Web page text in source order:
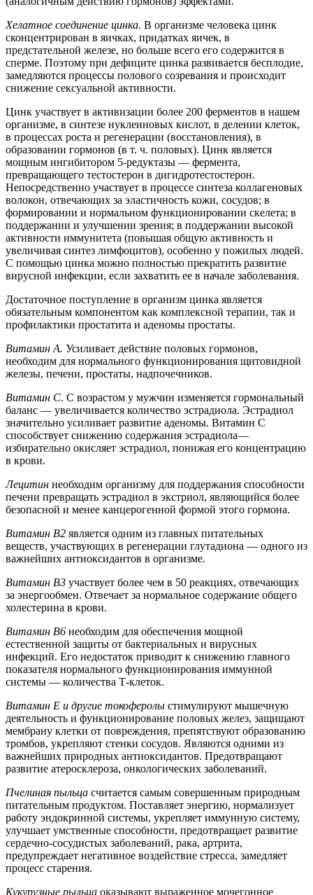
Хелатное соединение цинка. В организме человека цинк
сконцентрирован в яичках, придатках яичек, в
предстательной железе, но больше всего его содержится в
сперме. Поэтому при дефиците цинка развивается бесплодие,
замедляются процессы полового созревания и происходит
снижение сексуальной активности.
Цинк участвует в активизации более 200 ферментов в нашем
организме, в синтезе нуклеиновых кислот, в делении клеток,
в процессах роста и регенерации (восстановления), в
образовании гормонов (в т. ч. половых). Цинк является
мощным ингибитором 5-редуктазы — фермента,
превращающего тестостерон в дигидротестостерон.
Непосредственно участвует в процессе синтеза коллагеновых
волокон, отвечающих за эластичность кожи, сосудов; в
формировании и нормальном функционировании скелета; в
поддержании и улучшении зрения; в поддержании высокой
активности иммунитета (повышая общую активность и
увеличивая синтез лимфоцитов), особенно у пожилых людей.
С помощью цинка можно полностью прекратить развитие
вирусной инфекции, если захватить ее в начале заболевания.
Достаточное поступление в организм цинка является
обязательным компонентом как комплексной терапии, так и
профилактики простатита и аденомы простаты.
Витамин А. Усиливает действие половых гормонов,
необходим для нормального функционирования щитовидной
железы, печени, простаты, надпочечников.
Витамин С. С возрастом у мужчин изменяется гормональный
баланс — увеличивается количество эстрадиола. Эстрадиол
значительно усиливает развитие аденомы. Витамин С
способствует снижению содержания эстрадиола—
избирательно окисляет эстрадиол, понижая его концентрацию
в крови.
Лецитин необходим организму для поддержания способности
печени превращать эстрадиол в экстриол, являющийся более
безопасной и менее канцерогенной формой этого гормона.
Витамин В2 является одним из главных питательных
веществ, участвующих в регенерации глутадиона — одного из
важнейших антиоксидантов в организме.
Витамин В3 участвует более чем в 50 реакциях, отвечающих
за энергообмен. Отвечает за нормальное содержание общего
холестерина в крови.
Витамин В6 необходим для обеспечения мощной
естественной защиты от бактериальных и вирусных
инфекций. Его недостаток приводит к снижению главного
показателя нормального функционирования иммунной
системы — количества Т-клеток.
Витамин Е и другие токоферолы стимулируют мышечную
деятельность и функционирование половых желез, защищают
мембрану клетки от повреждения, препятствуют образованию
тромбов, укрепляют стенки сосудов. Являются одними из
важнейших природных антиоксидантов. Предотвращают
развитие атеросклероза, онкологических заболеваний.
Пчелиная пыльца считается самым совершенным природным
питательным продуктом. Поставляет энергию, нормализует
работу эндокринной системы, укрепляет иммунную систему,
улучшает умственные способности, предотвращает развитие
сердечно-сосудистых заболеваний, рака, артрита,
предупреждает негативное воздействие стресса, замедляет
процесс старения.
Кукурузные рыльца оказывают выраженное мочегонное